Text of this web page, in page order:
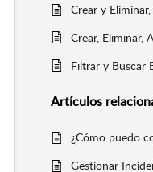
Filtrar y Buscar
Artículos